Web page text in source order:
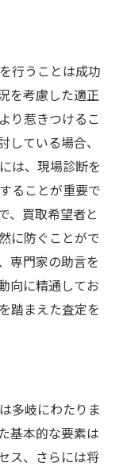
行うことは成功
を考慮した適正
り惹きつけるこ
している場合、
は、現場診断を
ることが重要で
、買取希望者と
に防ぐことがで
専門家の助言を
向に精通してお
踏まえた査定を
多岐にわたりま
基本的な要素は
ス、さらには将